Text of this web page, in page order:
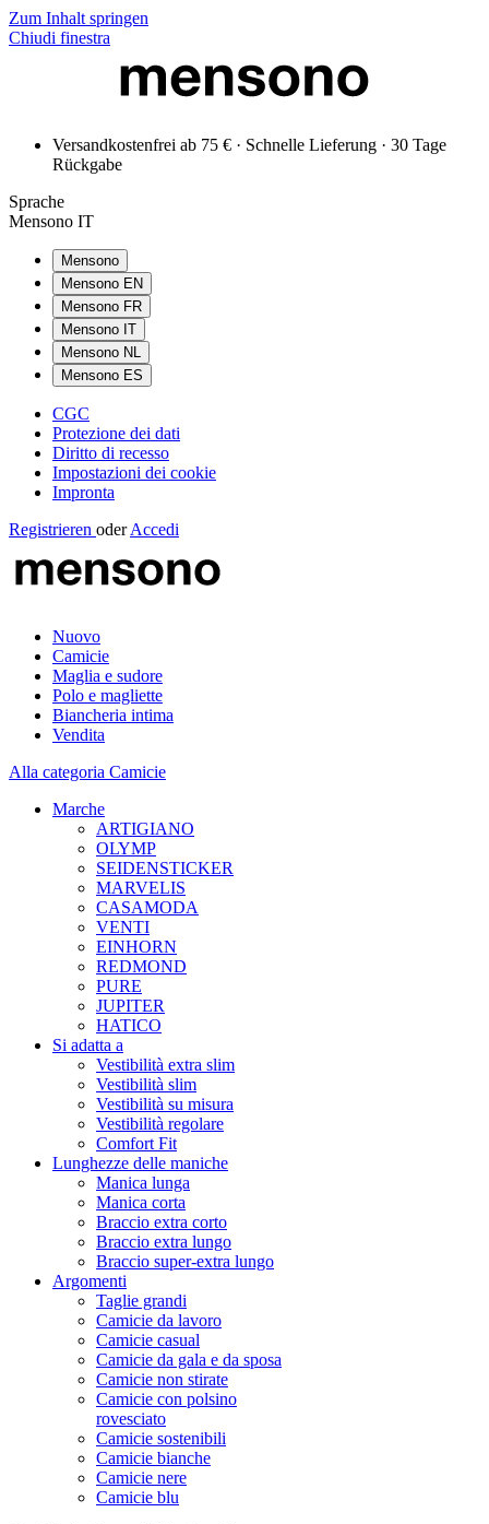
Zum Inhalt springen
Chiudi finestra
Versandkostenfrei ab 75 € · Schnelle Lieferung · 30 Tage
Rückgabe
Sprache
Mensono IT
Mensono
Mensono EN
Mensono FR
Mensono IT
Mensono NL
Mensono ES
CGC
Protezione dei dati
Diritto di recesso
Impostazioni dei cookie
Impronta
Registrieren oder Accedi
Nuovo
Camicie
Maglia e sudore
Polo e magliette
Biancheria intima
Vendita
Alla categoria Camicie
Marche
ARTIGIANO
OLYMP
SEIDENSTICKER
MARVELIS
CASAMODA
VENTI
EINHORN
REDMOND
PURE
JUPITER
HATICO
Si adatta a
Vestibilità extra slim
Vestibilità slim
Vestibilità su misura
Vestibilità regolare
Comfort Fit
Lunghezze delle maniche
Manica lunga
Manica corta
Braccio extra corto
Braccio extra lungo
Braccio super-extra lungo
Argomenti
Taglie grandi
Camicie da lavoro
Camicie casual
Camicie da gala e da sposa
Camicie non stirate
Camicie con polsino
rovesciato
Camicie sostenibili
Camicie bianche
Camicie nere
Camicie blu